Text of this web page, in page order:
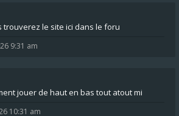
trouverez le site ici dans le foru
9:31 am
jouer de haut en bas tout atout mi
10:31 am